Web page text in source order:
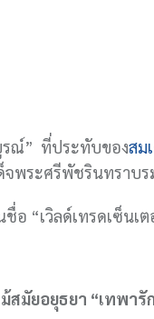
รณ์” ที่ประทับของสม
จพระศรีพัชรินทราบ
“เวิลด์เทรดเซ็นเต
สมัยอยุธยา “เทพา